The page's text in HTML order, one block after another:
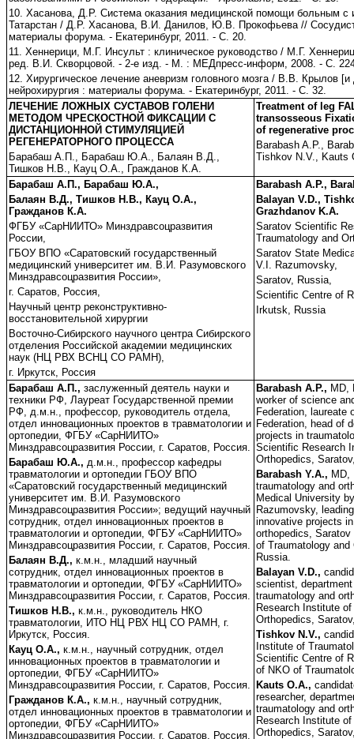
10. Хасанова, Д.Р. Система оказания медицинской помощи больным с
Татарстан / Д.Р. Хасанова, В.И. Данилов, Ю.В. Прокофьева //
материалы форума. - Екатеринбург, 2011. - С. 20.
11. Хеннерици, М.Г. Инсульт : клиническое руководство / М.Г.
ред. В.И. Скворцовой. - 2-е изд. - М. : МЕДпресс-информ, 2008. - С.
12. Хирургическое лечение аневризм головного мозга / В.В. Крылов
нейрохирургия : материалы форума. - Екатеринбург, 2011. - С. 32.
ЛЕЧЕНИЕ ЛОЖНЫХ СУСТАВОВ ГОЛЕНИ
МЕТОДОМ ЧРЕСКОСТНОЙ ФИКСАЦИИ С
ДИСТАНЦИОННОЙ СТИМУЛЯЦИЕЙ
РЕГЕНЕРАТОРНОГО ПРОЦЕССА
Барабаш А.П., Барабаш Ю.А., Балаян В.Д.,
Тишков Н.В., Кауц О.А., Гражданов К.А.
Treatment of leg
transosseous
of regenerative
Barabash A.P.,
Tishkov N.V., Kauts
Барабаш А.П., Барабаш Ю.А.,
Балаян В.Д., Тишков Н.В., Кауц О.А.,
Гражданов К.А.
ФГБУ «СарНИИТО» Минздравсоцразвития
России,
ГБОУ ВПО «Саратовский государственный
медицинский университет им. В.И. Разумовского
Минздравсоцразвития России»,
г. Саратов, Россия,
Научный центр реконструктивно-
восстановительной хирургии
Восточно-Сибирского научного центра Сибирского
отделения Российской академии медицинских
наук (НЦ РВХ ВСНЦ СО РАМН),
г. Иркутск, Россия
Barabash A.P.,
Balayan V.D.,
Grazhdanov K.A.
Saratov Scientific
Traumatology and
Saratov State
V.I. Razumovsky,
Saratov, Russia,
Scientific Centre of
Irkutsk, Russia
Барабаш А.П., заслуженный деятель науки и
техники РФ, Лауреат Государственной премии
РФ, д.м.н., профессор, руководитель отдела,
отдел инновационных проектов в травматологии и
ортопедии, ФГБУ «СарНИИТО»
Минздравсоцразвития России, г. Саратов, Россия.
Барабаш Ю.А., д.м.н., профессор кафедры
травматологии и ортопедии ГБОУ ВПО
«Саратовский государственный медицинский
университет им. В.И. Разумовского
Минздравсоцразвития России»; ведущий научный
сотрудник, отдел инновационных проектов в
травматологии и ортопедии, ФГБУ «СарНИИТО»
Минздравсоцразвития России, г. Саратов, Россия.
Балаян В.Д., к.м.н., младший научный
сотрудник, отдел инновационных проектов в
травматологии и ортопедии, ФГБУ «СарНИИТО»
Минздравсоцразвития России, г. Саратов, Россия.
Тишков Н.В., к.м.н., руководитель НКО
травматологии, ИТО НЦ РВХ НЦ СО РАМН, г.
Иркутск, Россия.
Кауц О.А., к.м.н., научный сотрудник, отдел
инновационных проектов в травматологии и
ортопедии, ФГБУ «СарНИИТО»
Минздравсоцразвития России, г. Саратов, Россия.
Гражданов К.А., к.м.н., научный сотрудник,
отдел инновационных проектов в травматологии и
ортопедии, ФГБУ «СарНИИТО»
Минздравсоцразвития России, г. Саратов, Россия.
Barabash A.P., MD,
worker of science
Federation, laureate
Federation, head of
projects in
Scientific Research
Orthopedics,
Barabash Y.A., MD,
traumatology and
Medical University
Razumovsky,
innovative projects
orthopedics,
of Traumatology
Russia.
Balayan V.D.,
scientist,
traumatology and
Research Institute
Orthopedics,
Tishkov N.V.,
Institute of
Scientific Centre of
of NKO of
Kauts O.A.,
researcher,
traumatology and
Research Institute
Orthopedics,